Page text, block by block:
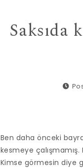
Saksıda
Ben daha önceki
kesmeye çalışmamış.
Kimse görmesin diye